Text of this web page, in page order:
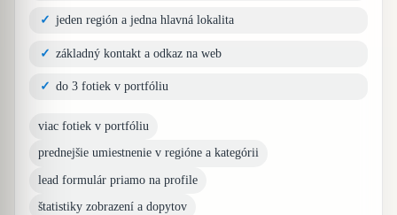
jeden región a jedna hlavná lokalita
základný kontakt a odkaz na web
do 3 fotiek v portfóliu
viac fotiek v portfóliu
prednejšie umiestnenie v regióne a kategórii
lead formulár priamo na profile
štatistiky zobrazení a dopytov